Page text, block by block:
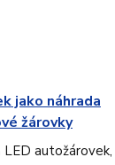
jako náhrada
žárovky
LED autožárovek,